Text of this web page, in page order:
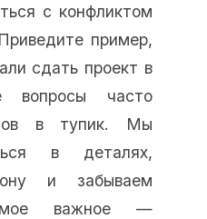
с конфликтом
пример,
сдать проект в
вопросы часто
в тупик. Мы
в деталях,
и забываем
важное —